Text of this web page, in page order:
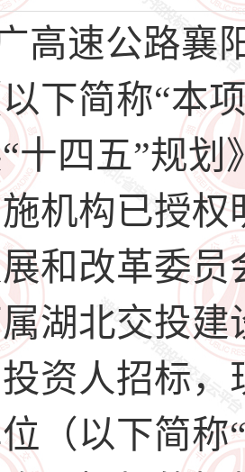
高速公路襄
下简称“本
十四五”规
机构已授
和改革委
湖北交投
资人招标
（以下简称